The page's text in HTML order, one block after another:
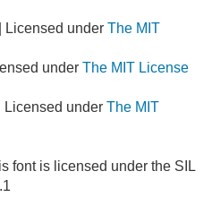
Licensed under The MIT
under The MIT License
Licensed under The MIT
font is licensed under the SIL